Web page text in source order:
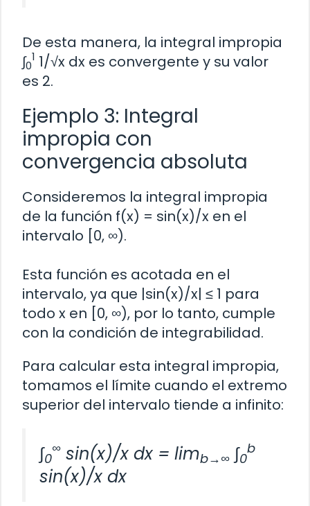
De esta manera, la integral impropia
∫0
1 1/√x dx es convergente y su valor
es 2.
Ejemplo 3: Integral
impropia con
convergencia absoluta
Consideremos la integral impropia
de la función f(x) = sin(x)/x en el
intervalo [0, ∞).
Esta función es acotada en el
intervalo, ya que |sin(x)/x| ≤ 1 para
todo x en [0, ∞), por lo tanto, cumple
con la condición de integrabilidad.
Para calcular esta integral impropia,
tomamos el límite cuando el extremo
superior del intervalo tiende a infinito:
∫0
∞ sin(x)/x dx = limb→∞ ∫0
b
sin(x)/x dx